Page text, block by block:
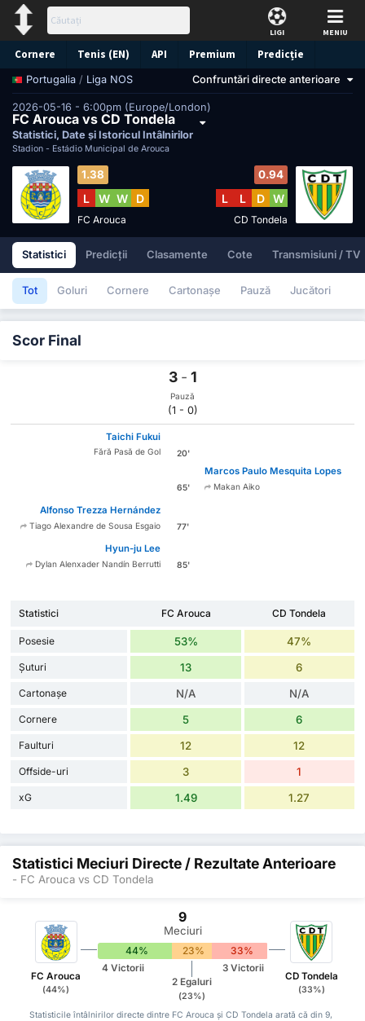
LIGI MENIU
Cornere Tenis (EN) API Premium Predicție
Portugalia / Liga NOS Confruntări directe anterioare
2026-05-16 - 6:00pm (Europe/London)
FC Arouca vs CD Tondela
Statistici, Date și Istoricul Întâlnirilor
Stadion - Estádio Municipal de Arouca
1.38
L W W D
FC Arouca
0.94
L L D W
CD Tondela
Statistici Predicții Clasamente Cote Transmisiuni / TV
Tot Goluri Cornere Cartonașe Pauză Jucători
Scor Final
3 - 1
Pauză
(1 - 0)
Taichi Fukui
Fără Pasă de Gol 20'
65'
Marcos Paulo Mesquita Lopes
Makan Aiko
Alfonso Trezza Hernández
Tiago Alexandre de Sousa Esgaio 77'
Hyun-ju Lee
Dylan Alenxader Nandín Berrutti 85'
Statistici FC Arouca CD Tondela
Posesie 53% 47%
Șuturi 13 6
Cartonașe N/A N/A
Cornere 5 6
Faulturi 12 12
Offside-uri 3 1
xG 1.49 1.27
Statistici Meciuri Directe / Rezultate Anterioare
- FC Arouca vs CD Tondela
FC Arouca
(44%)
9
Meciuri
44% 23% 33%
4 Victorii
2 Egaluri
(23%)
3 Victorii
CD Tondela
(33%)
Statisticile întâlnirilor directe dintre FC Arouca și CD Tondela arată că din 9,